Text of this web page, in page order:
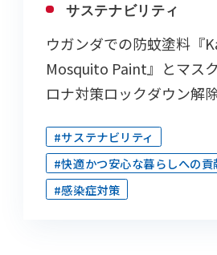
サステナビリティ
ウガンダでの防蚊塗料『
Mosquito Paint』とマス
ロナ対策ロックダウン解
#サステナビリティ
#快適かつ安心な暮らしへの貢
#感染症対策